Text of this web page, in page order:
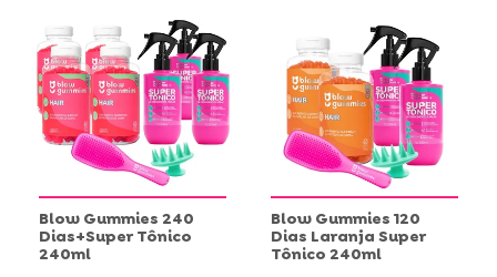
Blow Gummies 240
Dias+Super Tônico
240ml
Blow Gummies 120
Dias Laranja Super
Tônico 240ml